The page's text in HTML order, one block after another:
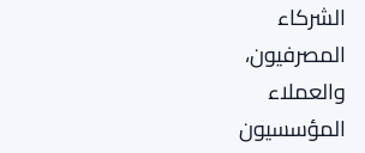
الشركاء
المصرفيون،
والعملاء
المؤسسيون